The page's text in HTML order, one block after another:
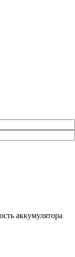
аккумулятора